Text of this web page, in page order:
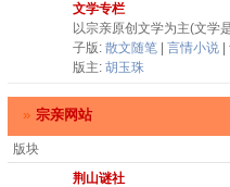
文学专栏
以宗亲原创文学为主(文学
子版: 散文随笔 言情小说
版主: 胡玉珠
» 宗亲网站
版块
荆山谜社